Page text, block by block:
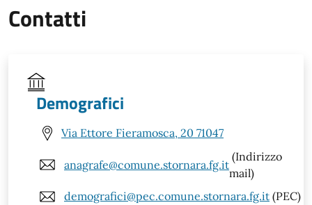
Contatti
Demografici
Via Ettore Fieramosca, 20 71047
anagrafe@comune.stornara.fg.it
(Indirizzo
mail)
demografici@pec.comune.stornara.fg.it (PEC)